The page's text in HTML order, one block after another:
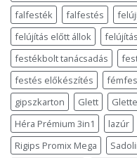
falfesték
falfestés
felújítás előtt állok
festékbolt tanácsadás
festés előkészítés
gipszkarton
Glett
Héra Prémium 3in1
lazúr
Rigips Promix Mega